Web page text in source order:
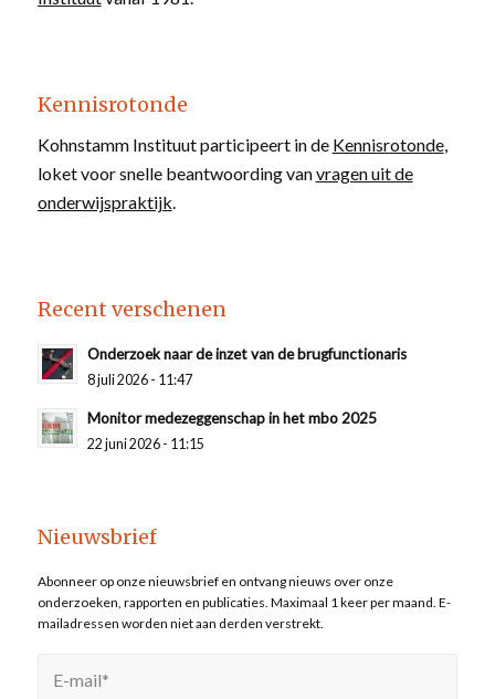
Kennisrotonde
Kohnstamm Instituut participeert in de Kennisrotonde,
loket voor snelle beantwoording vanvragen uit de
onderwijspraktijk.
Recent verschenen
Onderzoek naar de inzet van de brugfunctionaris
8 juli 2026 - 11:47
Monitor medezeggenschap in het mbo 2025
22 juni 2026 - 11:15
Nieuwsbrief
Abonneer op onze nieuwsbrief en ontvang nieuws over onze
onderzoeken, rapporten en publicaties. Maximaal 1 keer per maand. E-
mailadressen worden niet aan derden verstrekt.